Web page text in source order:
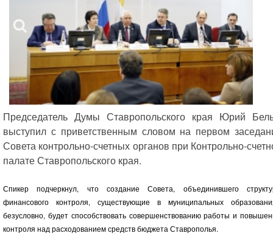
Председатель Думы Ставропольского края Юрий
выступил с приветственным словом на первом
Совета контрольно-счетных органов при Контрольно-
палате Ставропольского края.
Спикер подчеркнул, что создание Совета, объединившего
финансового контроля, существующие в муниципальных
безусловно, будет способствовать совершенствованию работы и
контроля над расходованием средств бюджета Ставрополья.